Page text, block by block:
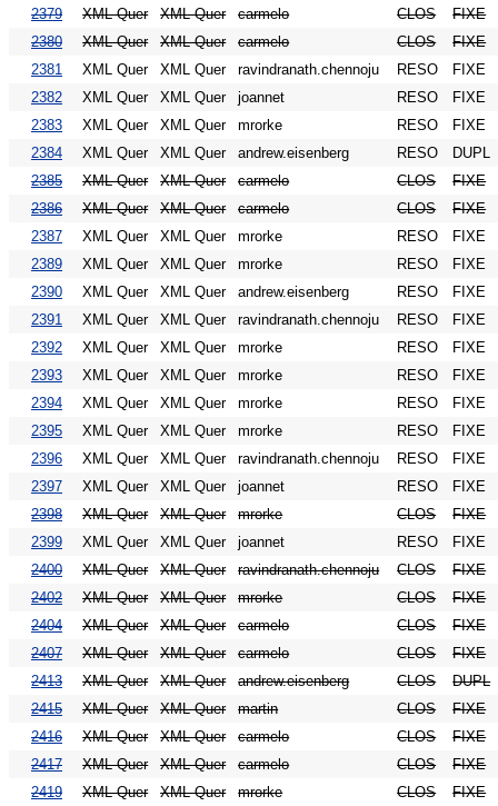
2379
XML Quer XML Quer carmelo CLOS
FIXE
2380
XML Quer XML Quer carmelo CLOS
FIXE
2381
XML Quer XML Quer ravindranath.chennoju RESO
FIXE
2382
XML Quer XML Quer joannet RESO
FIXE
2383
XML Quer XML Quer mrorke RESO
FIXE
2384
XML Quer XML Quer andrew.eisenberg RESO
DUPL
2385
XML Quer XML Quer carmelo CLOS
FIXE
2386
XML Quer XML Quer carmelo CLOS
FIXE
2387
XML Quer XML Quer mrorke RESO
FIXE
2389
XML Quer XML Quer mrorke RESO
FIXE
2390
XML Quer XML Quer andrew.eisenberg RESO
FIXE
2391
XML Quer XML Quer ravindranath.chennoju RESO
FIXE
2392
XML Quer XML Quer mrorke RESO
FIXE
2393
XML Quer XML Quer mrorke RESO
FIXE
2394
XML Quer XML Quer mrorke RESO
FIXE
2395
XML Quer XML Quer mrorke RESO
FIXE
2396
XML Quer XML Quer ravindranath.chennoju RESO
FIXE
2397
XML Quer XML Quer joannet RESO
FIXE
2398
XML Quer XML Quer mrorke CLOS
FIXE
2399
XML Quer XML Quer joannet RESO
FIXE
2400
XML Quer XML Quer ravindranath.chennoju CLOS
FIXE
2402
XML Quer XML Quer mrorke CLOS
FIXE
2404
XML Quer XML Quer carmelo CLOS
FIXE
2407
XML Quer XML Quer carmelo CLOS
FIXE
2413
XML Quer XML Quer andrew.eisenberg CLOS
DUPL
2415
XML Quer XML Quer martin CLOS
FIXE
2416
XML Quer XML Quer carmelo CLOS
FIXE
2417
XML Quer XML Quer carmelo CLOS
FIXE
2419
XML Quer XML Quer mrorke CLOS
FIXE